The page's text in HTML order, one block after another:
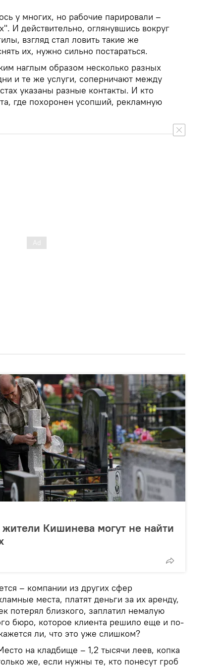
у многих, но рабочие парировали –
И действительно, оглянувшись вокруг
взгляд стал ловить такие же
их, нужно сильно постараться.
наглым образом несколько разных
и те же услуги, соперничают между
указаны разные контакты. И кто
где похоронен усопший, рекламную
Кишинева могут не найти
– компании из других сфер
места, платят деньги за их аренду,
потерял близкого, заплатил немалую
бюро, которое клиента решило еще и по-
ли, что это уже слишком?
на кладбище – 1,2 тысячи леев, копка
же, если нужны те, кто понесут гроб